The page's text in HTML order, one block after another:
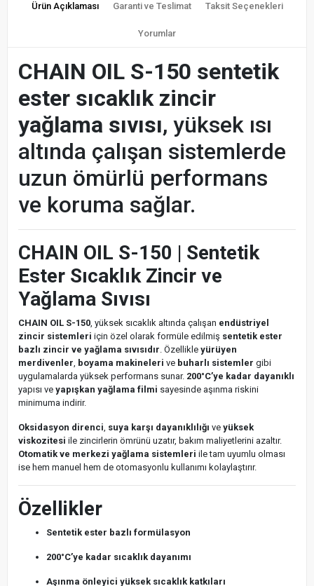
Ürün Açıklaması Garanti ve Teslimat Taksit Seçenekleri
Yorumlar
CHAIN OIL S-150 sentetik
ester sıcaklık zincir
yağlama sıvısı, yüksek ısı
altında çalışan sistemlerde
uzun ömürlü performans
ve koruma sağlar.
CHAIN OIL S-150 | Sentetik
Ester Sıcaklık Zincir ve
Yağlama Sıvısı
CHAIN OIL S-150, yüksek sıcaklık altında çalışan endüstriyel
zincir sistemleri için özel olarak formüle edilmiş sentetik ester
bazlı zincir ve yağlama sıvısıdır. Özellikle yürüyen
merdivenler, boyama makineleri ve buharlı sistemler gibi
uygulamalarda yüksek performans sunar. 200°C’ye kadar dayanıklı
yapısı ve yapışkan yağlama filmi sayesinde aşınma riskini
minimuma indirir.
Oksidasyon direnci, suya karşı dayanıklılığı ve yüksek
viskozitesi ile zincirlerin ömrünü uzatır, bakım maliyetlerini azaltır.
Otomatik ve merkezi yağlama sistemleri ile tam uyumlu olması
ise hem manuel hem de otomasyonlu kullanımı kolaylaştırır.
Özellikler
Sentetik ester bazlı formülasyon
200°C’ye kadar sıcaklık dayanımı
Aşınma önleyici yüksek sıcaklık katkıları